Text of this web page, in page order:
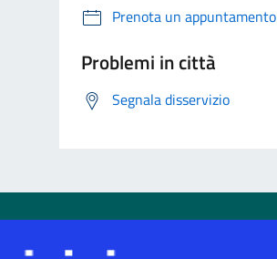
Prenota un appuntamento
Problemi in città
Segnala disservizio